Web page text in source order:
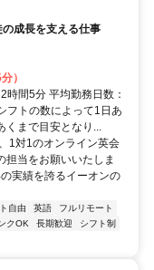
成長を支える仕事
）
間5分 平均勤務日数：
フトの数によって1日あ
くまで目安となり...
1対1のオンライン英会
担当をお願いいたしま
実績を誇るイーオンの
自由 英語
フルリモート
クOK 長期歓迎
シフト制